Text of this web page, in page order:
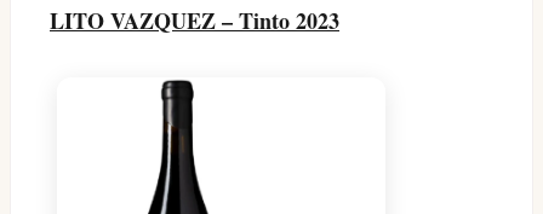
LITO VAZQUEZ – Tinto 2023